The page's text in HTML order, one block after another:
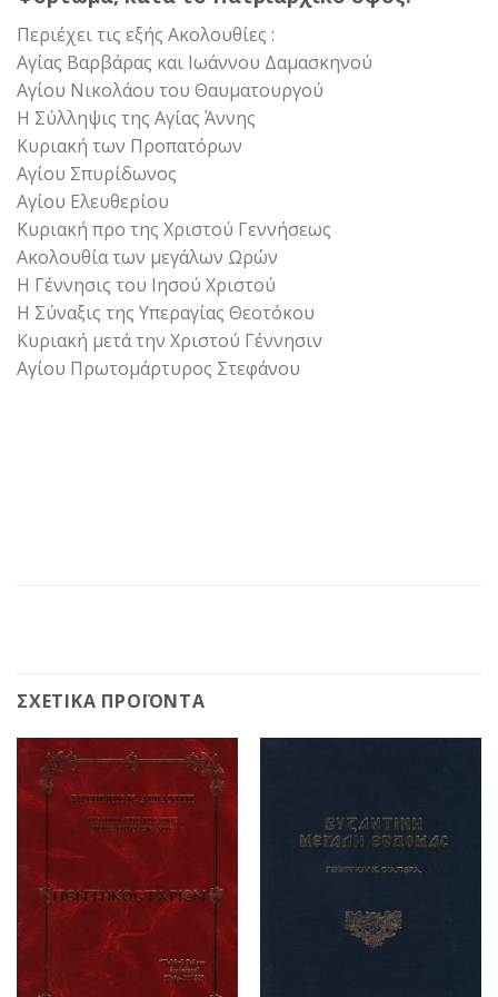
Περιέχει τις εξής Ακολουθίες :
Αγίας Βαρβάρας και Ιωάννου Δαμασκηνού
Αγίου Νικολάου του Θαυματουργού
Η Σύλληψις της Αγίας Άννης
Κυριακή των Προπατόρων
Αγίου Σπυρίδωνος
Αγίου Ελευθερίου
Κυριακή προ της Χριστού Γεννήσεως
Ακολουθία των μεγάλων Ωρών
Η Γέννησις του Ιησού Χριστού
Η Σύναξις της Υπεραγίας Θεοτόκου
Κυριακή μετά την Χριστού Γέννησιν
Αγίου Πρωτομάρτυρος Στεφάνου
ΣΧΕΤΙΚΆ ΠΡΟΪΌΝΤΑ